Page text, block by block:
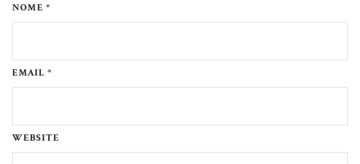
NOME *
EMAIL *
WEBSITE